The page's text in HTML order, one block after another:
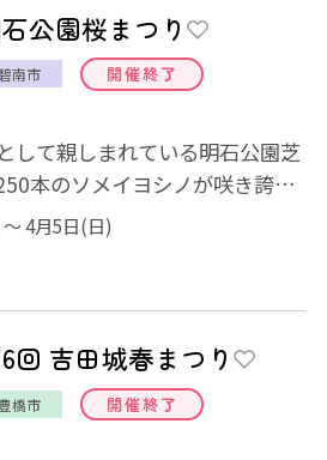
公園桜まつり
南市 開催終了
して親しまれている明石公園芝
本のソメイヨシノが咲き誇る
催されます。 期間中...
4月5日(日)
回 吉田城春まつり
橋市 開催終了